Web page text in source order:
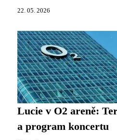
22. 05. 2026
Lucie v O2 areně:
a program koncertu